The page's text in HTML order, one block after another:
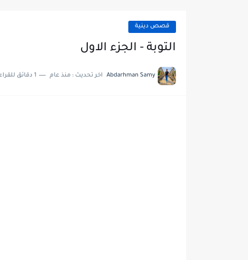
قصص دينية
التوبة - الجزء الاول
Abdarhman Samy اخر تحديث : منذ عام 1 دقائق للقراءة